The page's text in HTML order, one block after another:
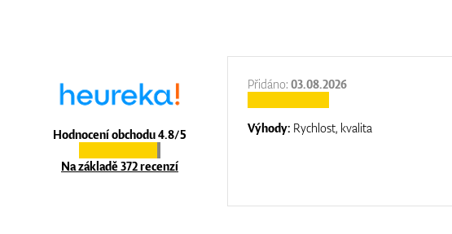
Hodnocení obchodu 4.8/5
Na základě 372 recenzí
Přidáno:03.08.2026
Výhody: Rychlost, kvalita